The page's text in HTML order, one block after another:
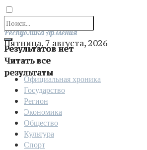
Результатов нет
Читать все
результаты
Отправить
Республика Армения
Пятница, 7 августа, 2026
Официальная хроника
Государство
Регион
Экономика
Общество
Культура
Спорт